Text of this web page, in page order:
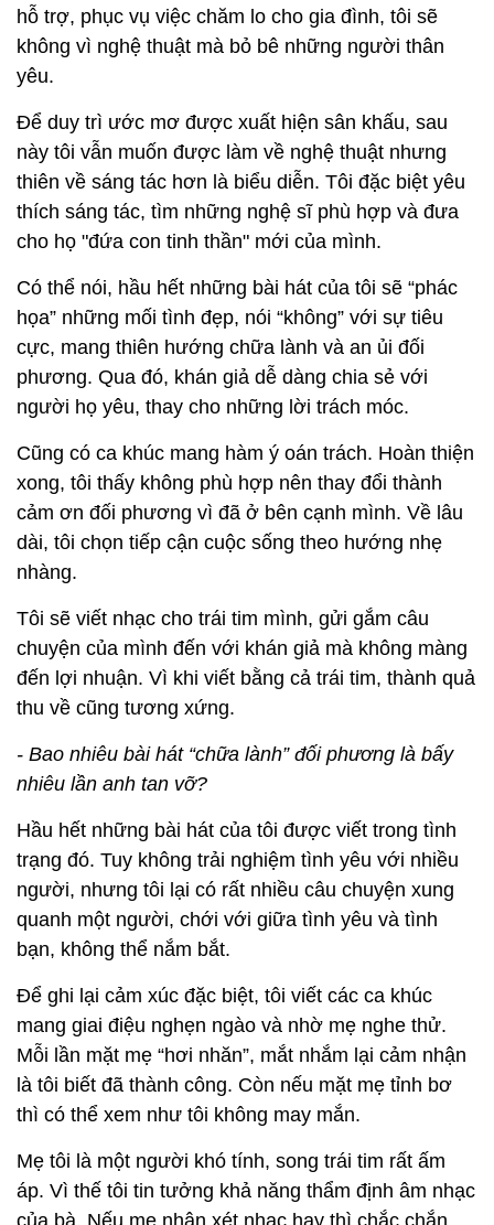
hỗ trợ, phục vụ việc chăm lo cho gia đình, tôi sẽ
không vì nghệ thuật mà bỏ bê những người thân
yêu.
Để duy trì ước mơ được xuất hiện sân khấu, sau
này tôi vẫn muốn được làm về nghệ thuật nhưng
thiên về sáng tác hơn là biểu diễn. Tôi đặc biệt yêu
thích sáng tác, tìm những nghệ sĩ phù hợp và đưa
cho họ "đứa con tinh thần" mới của mình.
Có thể nói, hầu hết những bài hát của tôi sẽ “phác
họa” những mối tình đẹp, nói “không” với sự tiêu
cực, mang thiên hướng chữa lành và an ủi đối
phương. Qua đó, khán giả dễ dàng chia sẻ với
người họ yêu, thay cho những lời trách móc.
Cũng có ca khúc mang hàm ý oán trách. Hoàn thiện
xong, tôi thấy không phù hợp nên thay đổi thành
cảm ơn đối phương vì đã ở bên cạnh mình. Về lâu
dài, tôi chọn tiếp cận cuộc sống theo hướng nhẹ
nhàng.
Tôi sẽ viết nhạc cho trái tim mình, gửi gắm câu
chuyện của mình đến với khán giả mà không màng
đến lợi nhuận. Vì khi viết bằng cả trái tim, thành quả
thu về cũng tương xứng.
- Bao nhiêu bài hát “chữa lành” đối phương là bấy
nhiêu lần anh tan vỡ?
Hầu hết những bài hát của tôi được viết trong tình
trạng đó. Tuy không trải nghiệm tình yêu với nhiều
người, nhưng tôi lại có rất nhiều câu chuyện xung
quanh một người, chới với giữa tình yêu và tình
bạn, không thể nắm bắt.
Để ghi lại cảm xúc đặc biệt, tôi viết các ca khúc
mang giai điệu nghẹn ngào và nhờ mẹ nghe thử.
Mỗi lần mặt mẹ “hơi nhăn”, mắt nhắm lại cảm nhận
là tôi biết đã thành công. Còn nếu mặt mẹ tỉnh bơ
thì có thể xem như tôi không may mắn.
Mẹ tôi là một người khó tính, song trái tim rất ấm
áp. Vì thế tôi tin tưởng khả năng thẩm định âm nhạc
của bà. Nếu mẹ nhận xét nhạc hay thì chắc chắn